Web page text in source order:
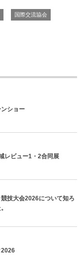
国際交流協会
ショー
レビュー1・2合同展
競技大会2026について知ろ
2026